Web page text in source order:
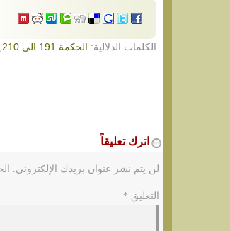
الكلمات الدلالية: الحكمة 191 الى 210
اترك تعليقاً
لن يتم نشر عنوان بريدك الإلكتروني.
التعليق *